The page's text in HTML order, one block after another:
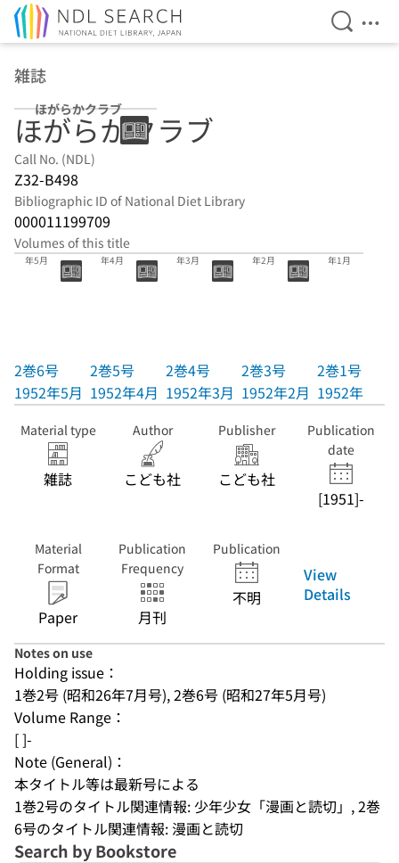
Open
雑誌
ほがらかクラブ
ほがらかクラブ
Call No. (NDL)
Z32-B498
Bibliographic ID of National Diet Library
000011199709
Volumes of this title
2巻6号 1952
年5月
2巻6号
1952年5月
2巻5号 1952
年4月
2巻5号
1952年4月
年3月
2巻4号
1952年3月
年2月
2巻3号
1952年2月
年1月
2巻1号
1952年1月
Material type
雑誌
Author
こども社
Publisher
こども社
Publication
date
[1951]-
Material
Format
Paper
Publication
Frequency
月刊
Publication
不明
View
Details
Notes on use
Holding issue：
1巻2号 (昭和26年7月号), 2巻6号 (昭和27年5月号)
Volume Range：
[ ]-
Note (General)：
本タイトル等は最新号による
1巻2号のタイトル関連情報: 少年少女「漫画と読切」, 2巻
6号のタイトル関連情報: 漫画と読切
Search by Bookstore